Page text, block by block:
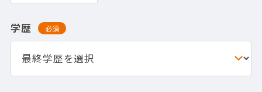
学歴 必須